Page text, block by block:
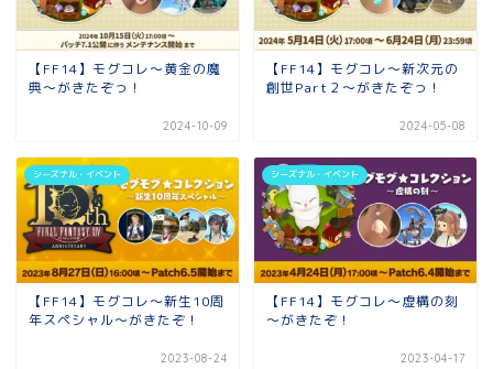
【FF14】モグコレ～黄金の魔
典～がきたぞっ！
2024-10-09
【FF14】モグコレ～新次元の
創世Part２～がきたぞっ！
2024-05-08
シーズナル・イベント
【FF14】モグコレ～新生10周
年スペシャル～がきたぞ！
2023-08-24
シーズナル・イベント
【FF14】モグコレ～虚構の刻
～がきたぞ！
2023-04-17